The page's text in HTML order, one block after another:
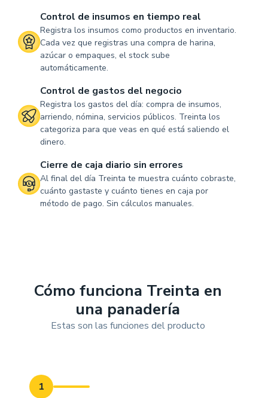
Control de insumos en tiempo real
Registra los insumos como productos en inventario.
Cada vez que registras una compra de harina,
azúcar o empaques, el stock sube
automáticamente.
Control de gastos del negocio
Registra los gastos del día: compra de insumos,
arriendo, nómina, servicios públicos. Treinta los
categoriza para que veas en qué está saliendo el
dinero.
Cierre de caja diario sin errores
Al final del día Treinta te muestra cuánto cobraste,
cuánto gastaste y cuánto tienes en caja por
método de pago. Sin cálculos manuales.
Cómo funciona Treinta en
una panadería
Estas son las funciones del producto
1